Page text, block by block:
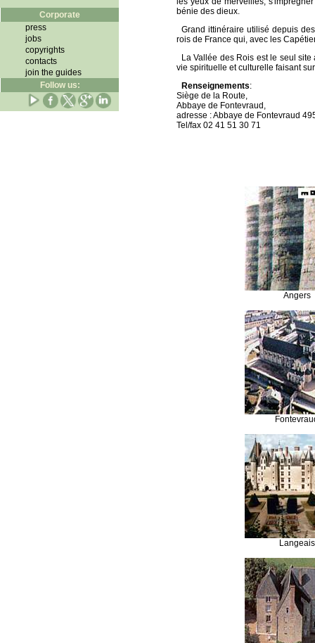
Corporate
press
jobs
copyrights
contacts
join the guides
Follow us:
bénie des dieux.
Grand ittinéraire utilisé depuis
rois de France qui, avec les
La Vallée des Rois est le seul
vie spirituelle et culturelle faisant
Renseignements:
Siège de la Route,
Abbaye de Fontevraud,
adresse : Abbaye de Fontevraud
Tel/fax 02 41 51 30 71
Angers
Langeais